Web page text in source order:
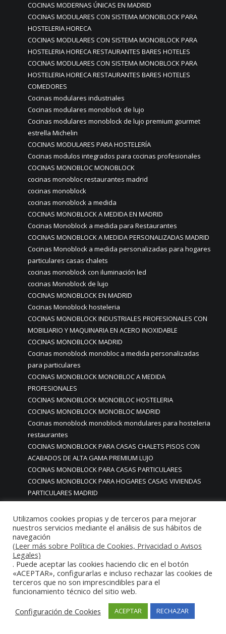
COCINAS MODERNAS ÚNICAS EN MADRID
COCINAS MODULARES CON SISTEMA MONOBLOCK PARA
HOSTELERIA HORECA
COCINAS MODULARES CON SISTEMA MONOBLOCK PARA
HOSTELERIA HORECA RESTAURANTES BARES HOTELES
COCINAS MODULARES CON SISTEMA MONOBLOCK PARA
HOSTELERIA HORECA RESTAURANTES BARES HOTELES
COMEDORES
Cocinas modulares industriales
Cocinas modulares monoblock de lujo
Cocinas modulares monoblock de lujo premium gourmet
estrella Michelin
COCINAS MODULARES PARA HOSTELERÍA
Cocinas modulos integrados para cocinas profesionales
COCINAS MONOBLOC MONOBLOCK
cocinas monobloc restaurantes madrid
cocinas monoblock
cocinas monoblock a medida
COCINAS MONOBLOCK A MEDIDA EN MADRID
Cocinas Monoblock a medida para Restaurantes
COCINAS MONOBLOCK A MEDIDA PERSONALIZADAS MADRID
Cocinas Monoblock a medida personalizadas para hogares
particulares casas chalets
cocinas monoblock con iluminación led
cocinas Monoblock de lujo
COCINAS MONOBLOCK EN MADRID
Cocinas Monoblock hosteleria
COCINAS MONOBLOCK INDUSTRIALES PROFESIONALES CON
MOBILIARIO Y MAQUINARIA EN ACERO INOXIDABLE
COCINAS MONOBLOCK MADRID
Cocinas monoblock monobloc a medida personalizadas
para particulares
COCINAS MONOBLOCK MONOBLOC A MEDIDA
PROFESIONALES
COCINAS MONOBLOCK MONOBLOC HOSTELERIA
COCINAS MONOBLOCK MONOBLOC MADRID
Cocinas monoblock monoblock mondulares para hosteleria
restaurantes
COCINAS MONOBLOCK PARA CASAS CHALETS PISOS CON
ACABADOS DE ALTA GAMA PREMIUM LUJO
COCINAS MONOBLOCK PARA CASAS PARTICULARES
COCINAS MONOBLOCK PARA HOGARES CASAS VIVIENDAS
PARTICULARES MADRID
COCINAS MONOBLOCK PARA HOTELES
Cocinas monoblock personalizadas a medida
COCINAS MONOBLOCK PROFESIONALES A MEDIDA
PERSONALIZADAS MADRID
COCINAS MONOBLOCK Y BARRAS A MEDIDA RESTAURANTES
MADRIDD
Cocinas para chef amateur
cocinas para comedores escolares
COCINAS PARA FOODTRUCKS FOOD TRUCK
Utilizamos cookies propias y de terceros para mejorar
nuestros servicios mediante el análisis de sus hábitos de
navegación
(Leer más sobre Política de Cookies, Privacidad o Avisos
Legales)
. Puede aceptar las cookies haciendo clic en el botón
«ACEPTAR», configurarlas e incluso rechazar las cookies de
terceros que no son imprescindibles para el
funcionamiento técnico del sitio web.
Configuración de Cookies
ACEPTAR RECHAZAR